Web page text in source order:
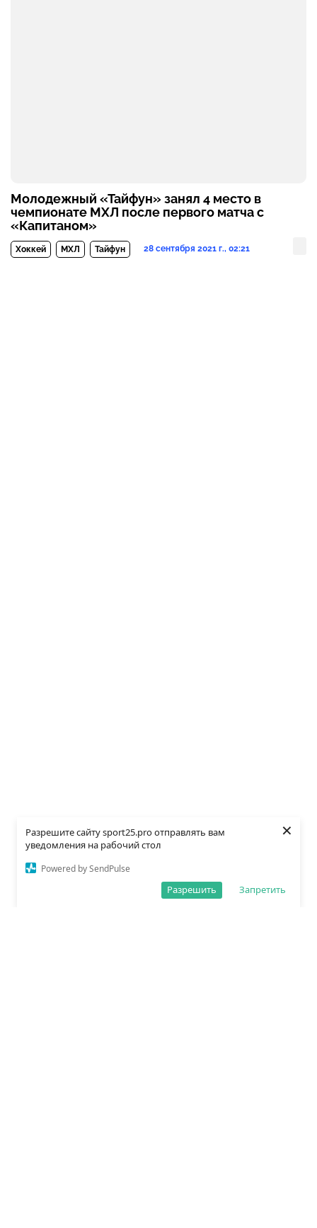
Разрешите сайту sport25.pro отправлять вам
уведомления на рабочий стол
Powered by SendPulse
Запретить
Разрешить
×
Молодежный «Тайфун» занял 4 место в
чемпионате МХЛ после первого матча с
«Капитаном»
Хоккей МХЛ Тайфун 28 сентября 2021 г., 02:21